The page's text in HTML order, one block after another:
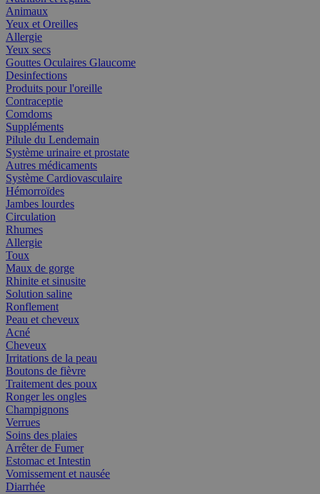
Animaux
Yeux et Oreilles
Allergie
Yeux secs
Gouttes Oculaires Glaucome
Desinfections
Produits pour l'oreille
Contraceptie
Comdoms
Suppléments
Pilule du Lendemain
Système urinaire et prostate
Autres médicaments
Système Cardiovasculaire
Hémorroïdes
Jambes lourdes
Circulation
Rhumes
Allergie
Toux
Maux de gorge
Rhinite et sinusite
Solution saline
Ronflement
Peau et cheveux
Acné
Cheveux
Irritations de la peau
Boutons de fièvre
Traitement des poux
Ronger les ongles
Champignons
Verrues
Soins des plaies
Arrêter de Fumer
Estomac et Intestin
Vomissement et nausée
Diarrhée